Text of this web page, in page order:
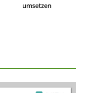
umsetzen